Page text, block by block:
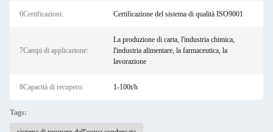
6Certificazioni: Certificazione del sistema di qualità ISO9001
7Campi di applicazione:
La produzione di carta, l'industria chimica,
l'industria alimentare, la farmaceutica, la
lavorazione
8Capacità di recupero: 1-100t/h
Tags: